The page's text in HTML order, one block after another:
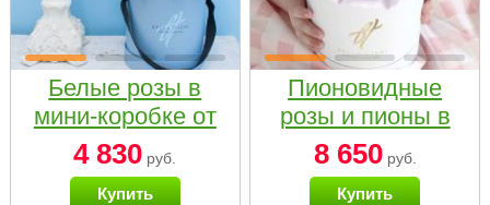
Белые розы в
мини-коробке от
Bella Fiori
4 830 руб.
Купить
Пионовидные
розы и пионы в
белой коробке
Small
8 650руб.
Купить